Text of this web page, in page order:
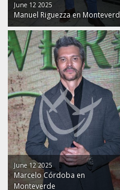
June 12 2025
Manuel Riguezza en
June 12 2025
Marcelo Córdoba en
Monteverde